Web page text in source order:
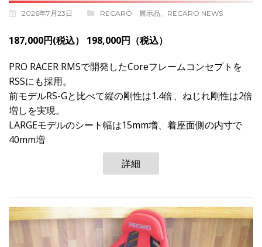
2026年7月23日 RECARO 展示品 RECARO NEWS
187,000円(税込） 198,000円（税込）
PRO RACER RMSで開発したCoreフレームコンセプトを
RSSにも採用。
前モデルRS-Gと比べて縦の剛性は1.4倍、ねじれ剛性は2倍
増しを実現。
LARGEモデルのシート幅は15mm増、着座面側の内寸で
40mm増
詳細